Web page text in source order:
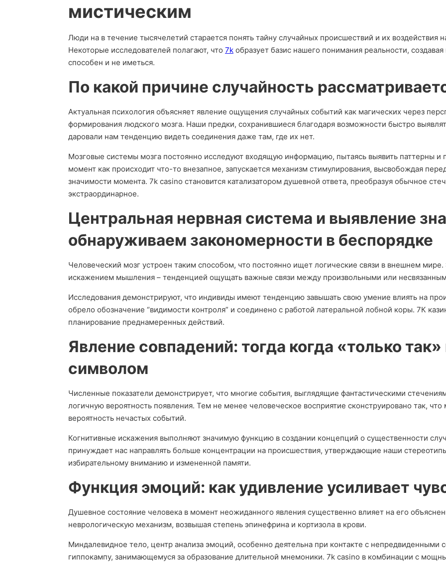
мистическим
Люди на в течение тысячелетий старается понять тайну случайных происшествий и их воздействия
Некоторые исследователей полагают, что 7k образует базис нашего понимания реальности,
способен и не иметься.
По какой причине случайность
Актуальная психология объясняет явление ощущения случайных событий как магических через
формирования людского мозга. Наши предки, сохранившиеся благодаря возможности быстро
даровали нам тенденцию видеть соединения даже там, где их нет.
Мозговые системы мозга постоянно исследуют входящую информацию, пытаясь выявить паттерны и
момент как происходит что-то внезапное, запускается механизм стимулирования, высвобождая
значимости момента. 7k casino становится катализатором душевной ответа, преобразуя обычное
экстраординарное.
Центральная нервная система и выявление
обнаруживаем закономерности в беспорядке
Человеческий мозг устроен таким способом, что постоянно ищет логические связи в внешнем мире.
искажением мышления – тенденцией ощущать важные связи между произвольными или
Исследования демонстрируют, что индивиды имеют тенденцию завышать свою умение влиять на
обрело обозначение “видимости контроля” и соединено с работой латеральной лобной коры. 7К
планирование преднамеренных действий.
Явление совпадений: тогда когда «только
символом
Численные показатели демонстрирует, что многие события, выглядящие фантастическими
логичную вероятность появления. Тем не менее человеческое восприятие сконструировано так,
вероятность нечастых событий.
Когнитивные искажения выполняют значимую функцию в создании концепций о существенности
принуждает нас направлять больше концентрации на происшествия, утверждающие наши
избирательному вниманию и измененной памяти.
Функция эмоций: как удивление усиливает
Душевное состояние человека в момент неожиданного явления существенно влияет на его
неврологическую механизм, возвышая степень эпинефрина и кортизола в крови.
Миндалевидное тело, центр анализа эмоций, особенно деятельна при контакте с непредвиденными
гиппокампу, занимающемуся за образование длительной мнемоники. 7k casino в комбинации с